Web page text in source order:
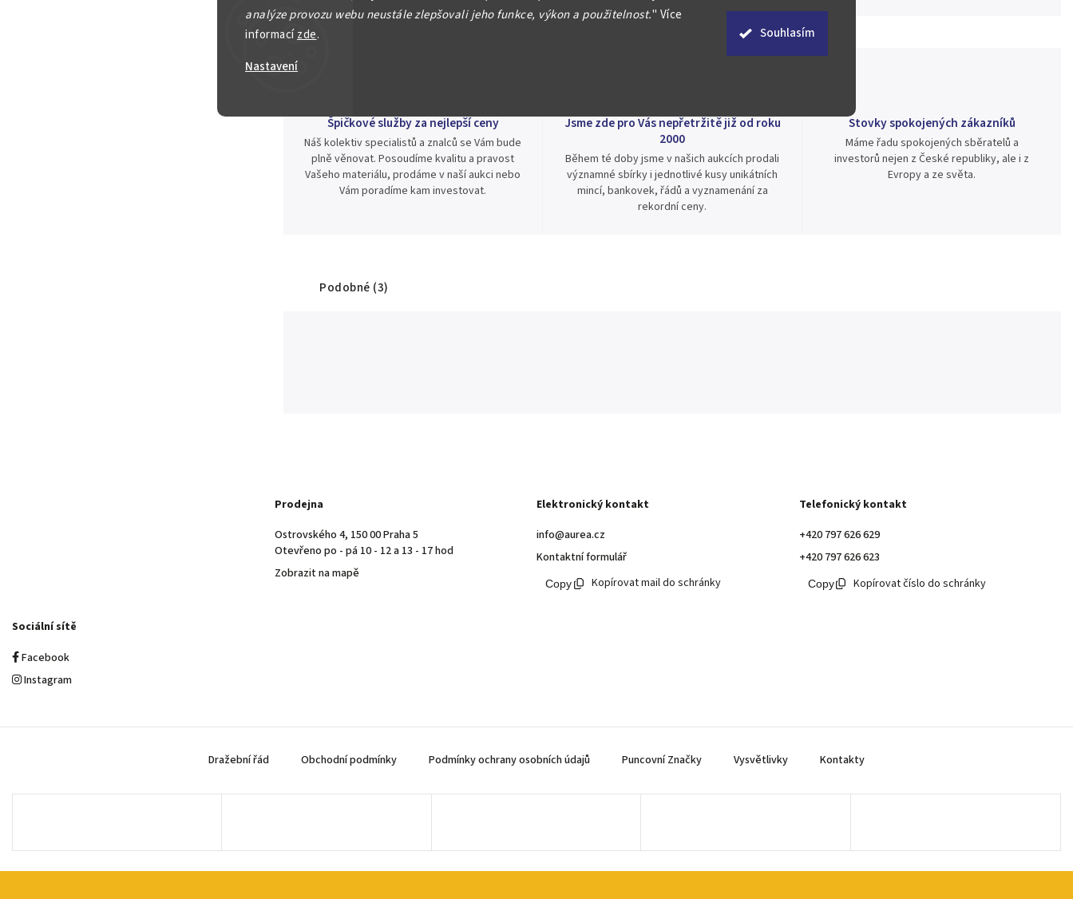
analýze provozu webu neustále zlepšovali jeho funkce, výkon a použitelnost." Více
informacízde.
Nastavení
Souhlasím
Špičkové služby za nejlepší ceny
Náš kolektiv specialistů a znalců se Vám bude
plně věnovat. Posoudíme kvalitu a pravost
Vašeho materiálu, prodáme v naší aukci nebo
Vám poradíme kam investovat.
Jsme zde pro Vás nepřetržitě již od roku
2000
Během té doby jsme v našich aukcích prodali
významné sbírky i jednotlivé kusy unikátních
mincí, bankovek, řádů a vyznamenání za
rekordní ceny.
Stovky spokojených zákazníků
Máme řadu spokojených sběratelů a
investorů nejen z České republiky, ale i z
Evropy a ze světa.
Podobné (3)
Prodejna
Ostrovského 4, 150 00 Praha 5
Otevřeno po - pá 10 - 12 a 13 - 17 hod
Zobrazit na mapě
Elektronický kontakt
info@aurea.cz
Kontaktní formulář
Kopírovat mail do schránky
Telefonický kontakt
+420 797 626 629
+420 797 626 623
Kopírovat číslo do schránky
Sociální sítě
Facebook
Instagram
Dražební řád Obchodní podmínky Podmínky ochrany osobních údajů Puncovní Značky Vysvětlivky Kontakty